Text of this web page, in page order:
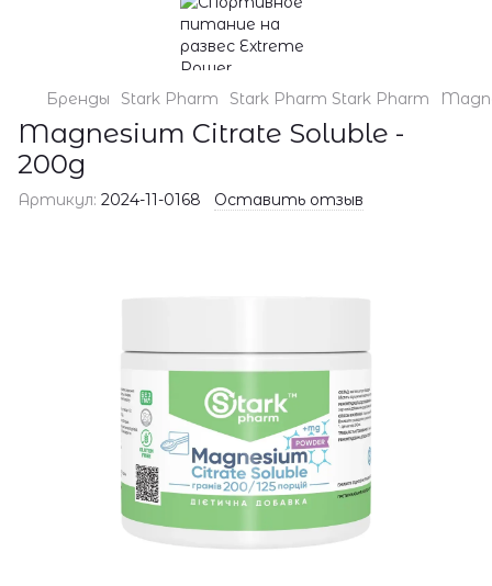
Бренды Stark Pharm Stark Pharm Stark Pharm
Magnesium Citrate Soluble -
200g
Артикул: 2024-11-0168 Оставить отзыв